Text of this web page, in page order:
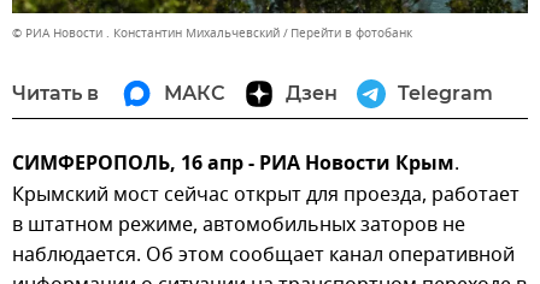
© РИА Новости . Константин Михальчевский Перейти в фотобанк
Читать в МАКС Дзен Telegram
СИМФЕРОПОЛЬ, 16 апр - РИА Новости Крым.
Крымский мост сейчас открыт для проезда, работает
в штатном режиме, автомобильных заторов не
наблюдается. Об этом сообщает канал оперативной